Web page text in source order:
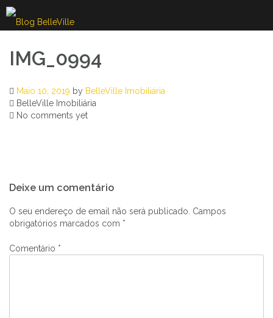
Skip
to
content
IMG_0994
Maio 10, 2019 by BelleVille Imobiliária
BelleVille Imobiliária
No comments yet
de
artigos
Deixe um comentário
O seu endereço de email não será publicado. Campos
obrigatórios marcados com *
Comentário *